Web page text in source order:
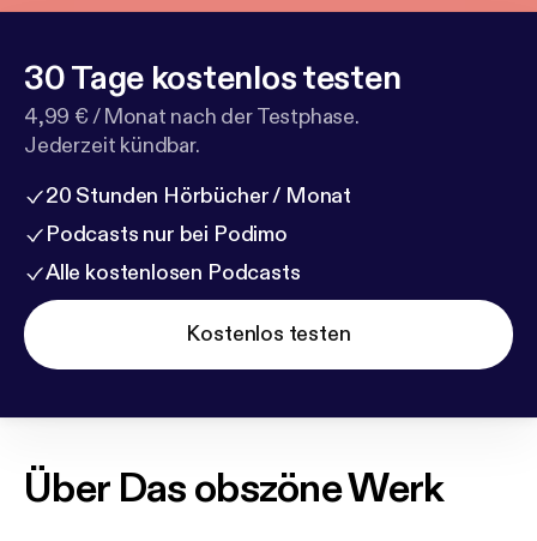
30 Tage kostenlos testen
4,99 € / Monat nach der Testphase.
Jederzeit kündbar.
20 Stunden Hörbücher / Monat
Podcasts nur bei Podimo
Alle kostenlosen Podcasts
Kostenlos testen
Über Das obszöne Werk